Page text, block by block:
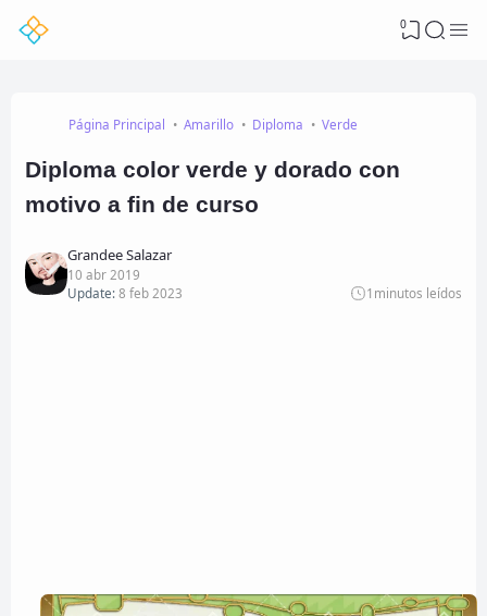
0
Página Principal Amarillo Diploma Verde
Diploma color verde y dorado con
motivo a fin de curso
Grandee Salazar
10 abr 2019
Update:8 feb 2023 1 minutos leídos